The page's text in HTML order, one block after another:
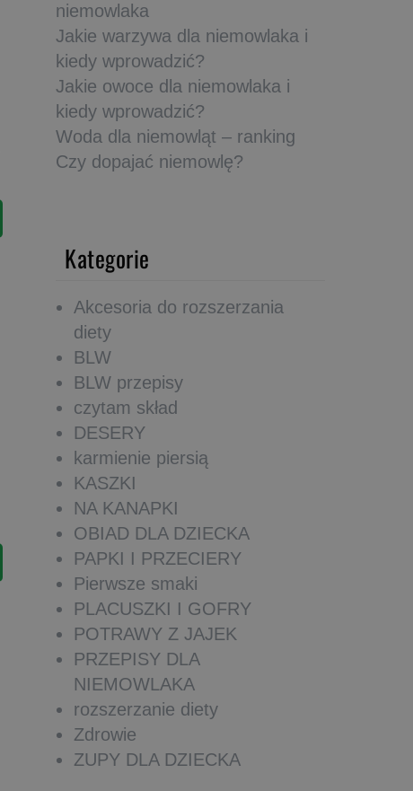
niemowlaka
Jakie warzywa dla niemowlaka i
kiedy wprowadzić?
Jakie owoce dla niemowlaka i
kiedy wprowadzić?
Woda dla niemowląt – ranking
Czy dopajać niemowlę?
Kategorie
Akcesoria do rozszerzania
diety
BLW
BLW przepisy
czytam skład
DESERY
karmienie piersią
KASZKI
NA KANAPKI
OBIAD DLA DZIECKA
PAPKI I PRZECIERY
Pierwsze smaki
PLACUSZKI I GOFRY
POTRAWY Z JAJEK
PRZEPISY DLA
NIEMOWLAKA
rozszerzanie diety
Zdrowie
ZUPY DLA DZIECKA